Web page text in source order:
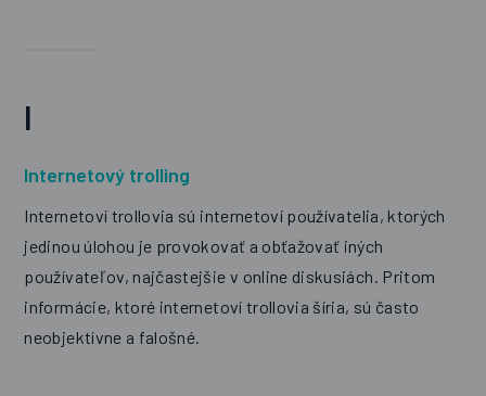
I
Internetový trolling
Internetoví trollovia sú internetoví používatelia, ktorých
jedinou úlohou je provokovať a obťažovať iných
používateľov, najčastejšie v online diskusiách. Pritom
informácie, ktoré internetoví trollovia šíria, sú často
neobjektívne a falošné.